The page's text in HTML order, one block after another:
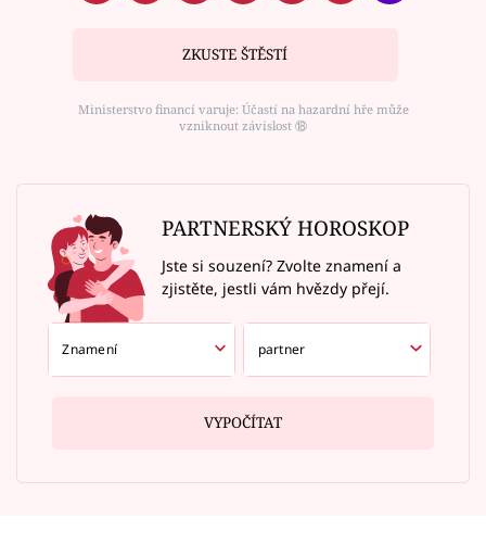
ZKUSTE ŠTĚSTÍ
Ministerstvo financí varuje: Účastí na hazardní hře může
vzniknout závislost ⑱
PARTNERSKÝ HOROSKOP
Jste si souzení? Zvolte znamení a
zjistěte, jestli vám hvězdy přejí.
VYPOČÍTAT